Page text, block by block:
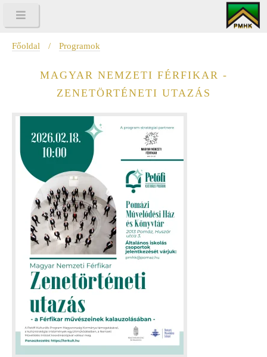
Főoldal / Programok
MAGYAR NEMZETI FÉRFIKAR -
ZENETÖRTÉNETI UTAZÁS